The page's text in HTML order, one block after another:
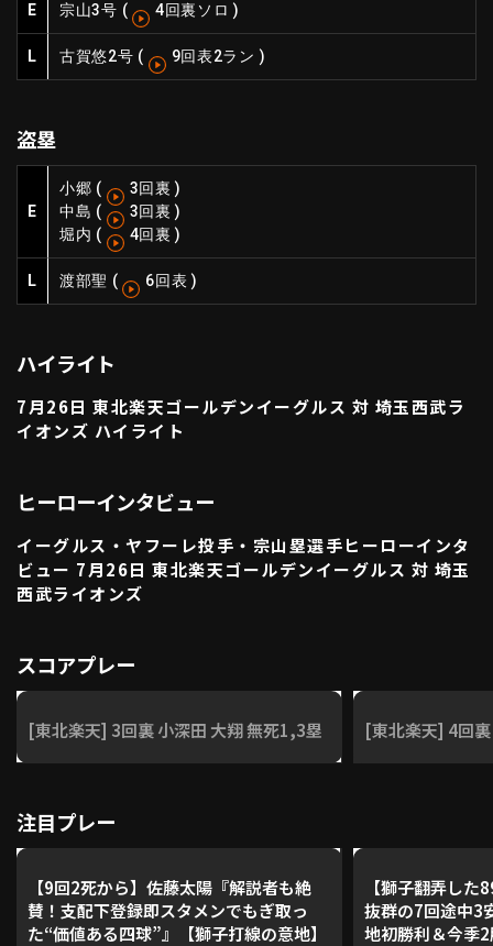
利用規約
運営会社（別ウィンドウで開く）
動画を検索（選手・チーム・プレー内容…）
E 宗山3号 ( 4回裏ソロ )
L 古賀悠2号 ( 9回表2ラン )
盗塁
E
小郷 ( 3回裏 )
中島 ( 3回裏 )
堀内 ( 4回裏 )
L 渡部聖 ( 6回表 )
ハイライト
7月26日 東北楽天ゴールデンイーグルス 対 埼玉西武ラ
イオンズ ハイライト
ヒーローインタビュー
イーグルス・ヤフーレ投手・宗山塁選手ヒーローインタ
ビュー 7月26日 東北楽天ゴールデンイーグルス 対 埼玉
西武ライオンズ
スコアプレー
[東北楽天] 3回裏 小深田 大翔 無死1,3塁 [東北楽天] 4回
注目プレー
【9回2死から】佐藤太陽『解説者も絶
賛！支配下登録即スタメンでもぎ取っ
た“価値ある四球”』【獅子打線の意地】
【獅子翻弄し
抜群の7回途中3
地初勝利＆今季